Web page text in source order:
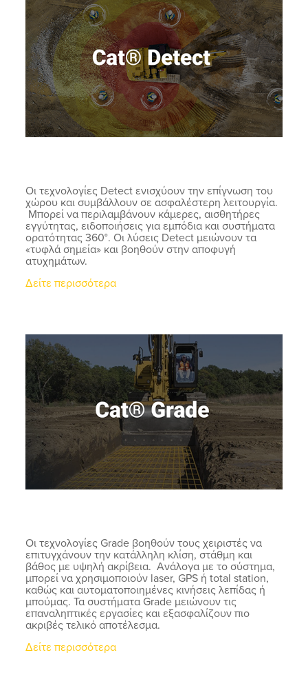
Οι τεχνολογίες Detect ενισχύουν την επίγνωση του
χώρου και συμβάλλουν σε ασφαλέστερη λειτουργία.
Μπορεί να περιλαμβάνουν κάμερες, αισθητήρες
εγγύτητας, ειδοποιήσεις για εμπόδια και συστήματα
ορατότητας 360°. Οι λύσεις Detect μειώνουν τα
«τυφλά σημεία» και βοηθούν στην αποφυγή
ατυχημάτων.
Δείτε περισσότερα
Οι τεχνολογίες Grade βοηθούν τους χειριστές να
επιτυγχάνουν την κατάλληλη κλίση, στάθμη και
βάθος με υψηλή ακρίβεια. Ανάλογα με το σύστημα,
μπορεί να χρησιμοποιούν laser, GPS ή total station,
καθώς και αυτοματοποιημένες κινήσεις λεπίδας ή
μπούμας. Τα συστήματα Grade μειώνουν τις
επαναληπτικές εργασίες και εξασφαλίζουν πιο
ακριβές τελικό αποτέλεσμα.
Δείτε περισσότερα